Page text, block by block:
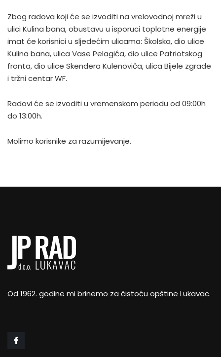
Zbog radova koji će se izvoditi na vrelovodnoj mreži u
ulici Kulina bana, obustavu u isporuci toplotne energije
imat će korisnici u sljedećim ulicama: Školska, dio ulice
Kulina bana, ulica Vase Pelagića, dio ulice Patriotskog
fronta, dio ulice Skendera Kulenovića, ulica Bijele zgrade
i tržni centar WF.
Radovi će se izvoditi u vremenskom periodu od 09:00h
do 13:00h.
Molimo korisnike za razumijevanje.
Od 1962. godine mi brinemo za čistoću opštine Lukavac.